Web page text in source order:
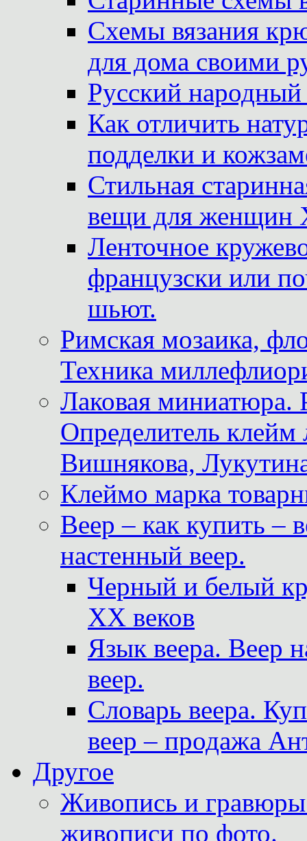
Схемы вязания
для дома своими
Русский
Как отличить
подделки и
Стильная
вещи для женщин
Ленточное
французски или
шьют.
Римская мозаика,
Техника
Лаковая миниатюра.
Определитель
Вишнякова,
Клеймо марка
Веер – как купить –
настенный веер.
Черный и белый
XX веков
Язык веера. Веер
веер.
Словарь веера.
веер – продажа
Другое
Живопись и
живописи по фото.